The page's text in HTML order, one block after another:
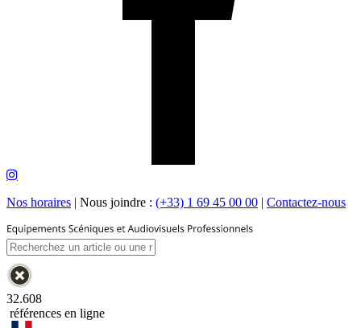
Nos horaires | Nous joindre : (+33) 1 69 45 00 00 | Contactez-nous
32.608
références en ligne